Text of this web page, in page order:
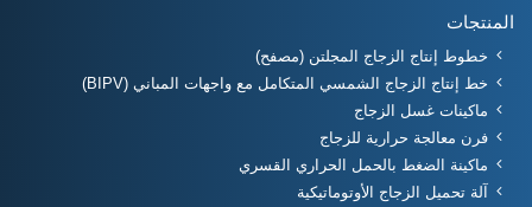
المنتجات
خطوط إنتاج الزجاج المجلتن (مصفح)
خط إنتاج الزجاج الشمسي المتكامل مع واجهات المباني (BIPV)
ماكينات غسل الزجاج
فرن معالجة حرارية للزجاج
ماكينة الضغط بالحمل الحراري القسري
آلة تحميل الزجاج الأوتوماتيكية